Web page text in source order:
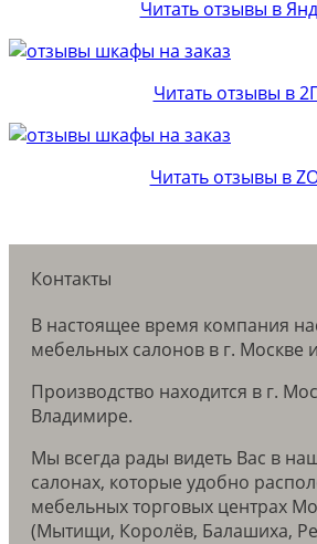
Читать отзывы в
Читать отзывы в
Читать отзывы в
Контакты
В настоящее время компания
мебельных салонов в г. Москве
Производство находится в г.
Владимире.
Мы всегда рады видеть Вас в
салонах, которые удобно
мебельных торговых центрах
(Мытищи, Королёв, Балашиха,